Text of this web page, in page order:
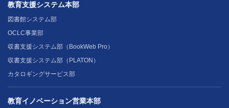
教育支援システム本部
図書館システム部
OCLC事業部
収書支援システム部（BookWeb Pro）
収書支援システム部（PLATON）
カタロギングサービス部
教育イノベーション営業本部